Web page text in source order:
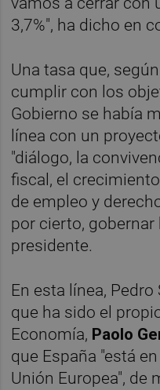
3,7%", ha dicho en
Una tasa que,
cumplir con los
Gobierno se había
línea con un
"diálogo, la
fiscal, el
de empleo y
por cierto, gobernar
presidente.
En esta línea,
que ha sido el
Economía, Paolo
que España "está
Unión Europea", de